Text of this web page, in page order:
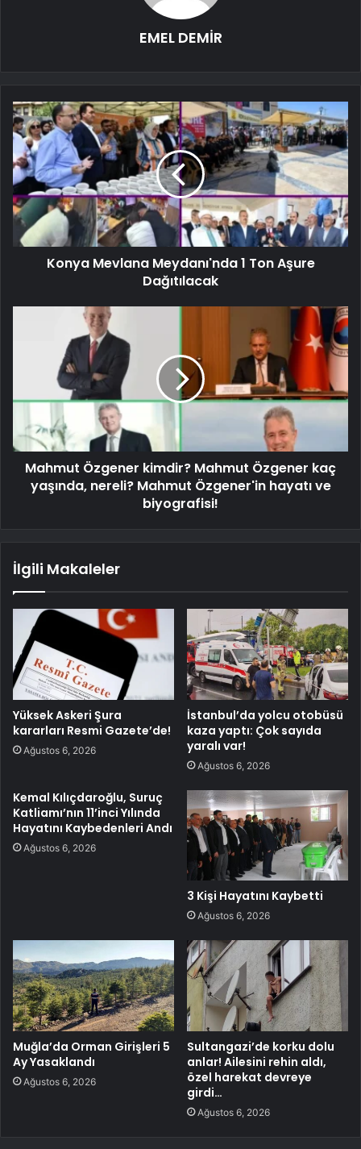
EMEL DEMİR
Konya Mevlana Meydanı'nda 1 Ton Aşure
Dağıtılacak
Mahmut Özgener kimdir? Mahmut Özgener kaç
yaşında, nereli? Mahmut Özgener'in hayatı ve
biyografisi!
İlgili Makaleler
Yüksek Askeri Şura
kararları Resmi Gazete’de!
Ağustos 6, 2026
İstanbul’da yolcu otobüsü
kaza yaptı: Çok sayıda
yaralı var!
Ağustos 6, 2026
Kemal Kılıçdaroğlu, Suruç
Katliamı’nın 11’inci Yılında
Hayatını Kaybedenleri Andı
Ağustos 6, 2026
3 Kişi Hayatını Kaybetti
Ağustos 6, 2026
Muğla’da Orman Girişleri 5
Ay Yasaklandı
Ağustos 6, 2026
Sultangazi’de korku dolu
anlar! Ailesini rehin aldı,
özel harekat devreye
girdi…
Ağustos 6, 2026